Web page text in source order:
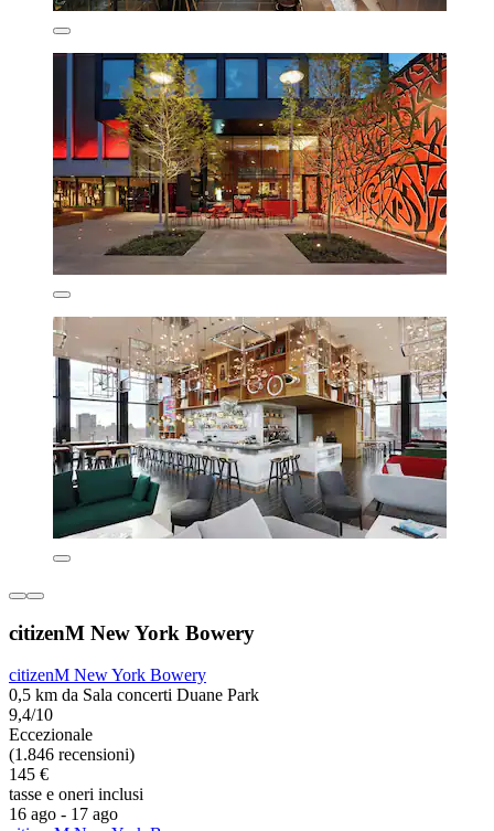
citizenM New York Bowery
citizenM New York Bowery
0,5 km da Sala concerti Duane Park
9,4/10
Eccezionale
(1.846 recensioni)
145 €
tasse e oneri inclusi
16 ago - 17 ago